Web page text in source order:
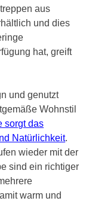
aus
und dies
hat, greift
und genutzt
Wohnstil
sorgt das
Natürlichkeit.
wieder mit der
sind ein richtiger
warm und